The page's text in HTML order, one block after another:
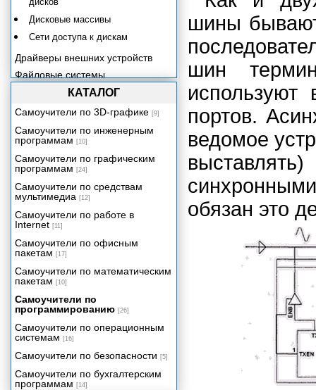
шины
шин
портов.
ведомое
обязан это
Дисковые массивы
Сети доступа к дискам
Драйверы внешних устройств
Файловые системы
Безопасность
Приложение. Обзор архитектур
современных ОС.
КАТАЛОГ
Самоучители по 3D-графике [9]
Самоучители по инженерным
программам [10]
Самоучители по графическим
программам [24]
Самоучители по средствам
мультимедиа [12]
Самоучители по работе в
Internet [11]
Самоучители по офисным
пакетам [17]
Самоучители по математическим
пакетам [10]
Самоучители по
программированию [26]
Самоучители по операционным
системам [16]
Самоучители по безопасности [5]
Самоучители по бухгалтерским
программам [14]